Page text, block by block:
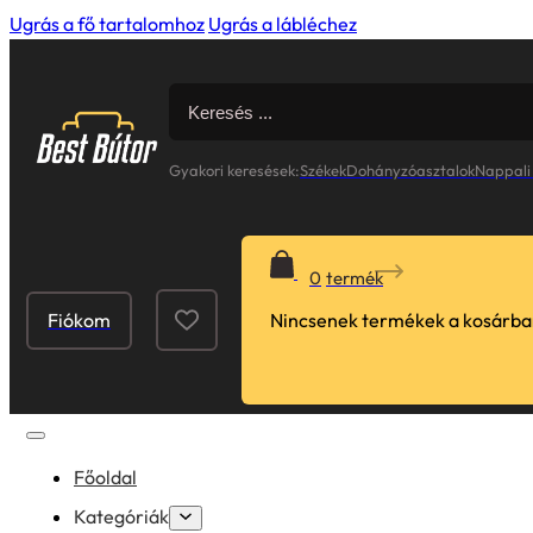
Ugrás a fő tartalomhoz Ugrás a lábléchez
for:
Gyakori keresések:SzékekDohányzóasztalok
Fiókom
0
Nincsenek termékek a
Főoldal
Kategóriák